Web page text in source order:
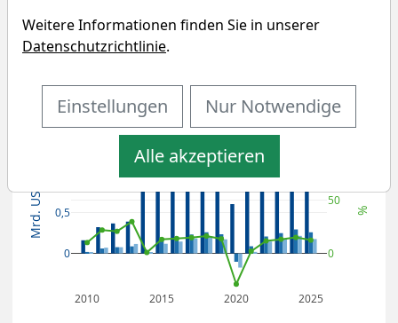
Umsatz- und Gewinnentwicklung
von Apple Hospitality REIT
2010 2015 2020 2025
0
0,5
1,5
0
50
Nettogewinnmarge
Umsatz
Gewinn
Mrd. USD %
Weitere Informationen finden Sie in unserer
Datenschutzrichtlinie.
Einstellungen Nur Notwendige
Alle akzeptieren